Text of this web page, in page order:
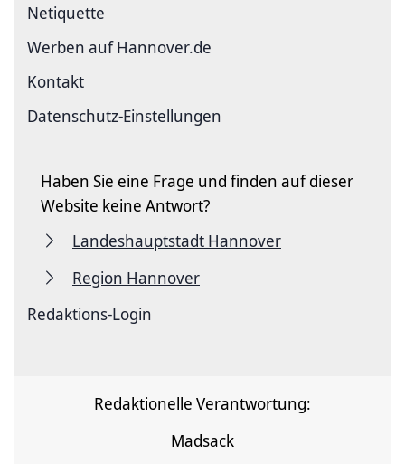
Netiquette
Werben auf Hannover.de
Kontakt
Datenschutz-Einstellungen
Haben Sie eine Frage und finden auf dieser
Website keine Antwort?
Landeshauptstadt Hannover
Region Hannover
Redaktions-Login
Redaktionelle Verantwortung:
Madsack